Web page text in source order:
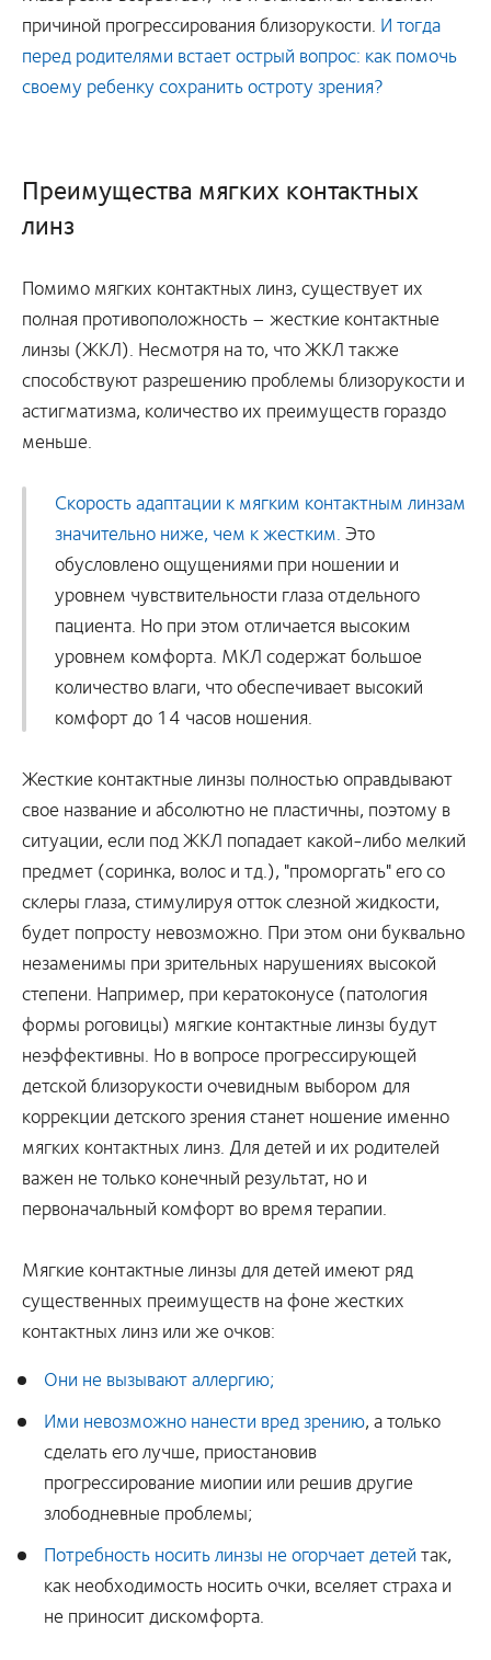
причиной прогрессирования близорукости. И тогда
перед родителями встает острый вопрос: как помочь
своему ребенку сохранить остроту зрения?
Преимущества мягких контактных
линз
Помимо мягких контактных линз, существует их
полная противоположность – жесткие контактные
линзы (ЖКЛ). Несмотря на то, что ЖКЛ также
способствуют разрешению проблемы близорукости и
астигматизма, количество их преимуществ гораздо
меньше.
Скорость адаптации к мягким контактным линзам
значительно ниже, чем к жестким.Это
обусловлено ощущениями при ношении и
уровнем чувствительности глаза отдельного
пациента. Но при этом отличается высоким
уровнем комфорта. МКЛ содержат большое
количество влаги, что обеспечивает высокий
комфорт до 14 часов ношения.
Жесткие контактные линзы полностью оправдывают
свое название и абсолютно не пластичны, поэтому в
ситуации, если под ЖКЛ попадает какой-либо мелкий
предмет (соринка, волос и тд.), "проморгать" его со
склеры глаза, стимулируя отток слезной жидкости,
будет попросту невозможно. При этом они буквально
незаменимы при зрительных нарушениях высокой
степени. Например, при кератоконусе (патология
формы роговицы) мягкие контактные линзы будут
неэффективны. Но в вопросе прогрессирующей
детской близорукости очевидным выбором для
коррекции детского зрения станет ношение именно
мягких контактных линз. Для детей и их родителей
важен не только конечный результат, но и
первоначальный комфорт во время терапии.
Мягкие контактные линзы для детей имеют ряд
существенных преимуществ на фоне жестких
контактных линз или же очков:
Они не вызывают аллергию;
Ими невозможно нанести вред зрению, а только
сделать его лучше, приостановив
прогрессирование миопии или решив другие
злободневные проблемы;
Потребность носить линзы не огорчает детейтак,
как необходимость носить очки, вселяет страха и
не приносит дискомфорта.